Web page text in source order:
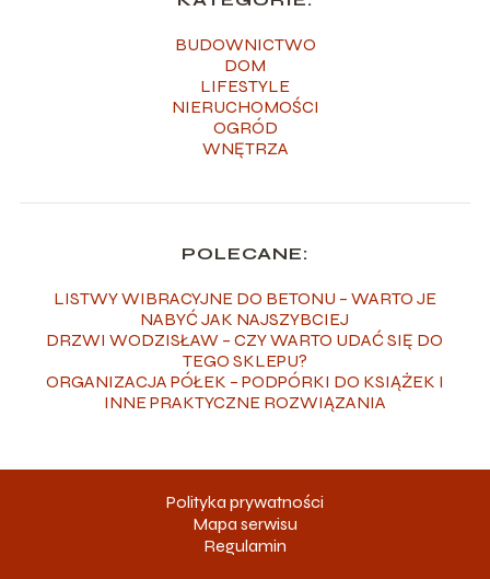
BUDOWNICTWO
DOM
LIFESTYLE
NIERUCHOMOŚCI
OGRÓD
WNĘTRZA
POLECANE:
LISTWY WIBRACYJNE DO BETONU – WARTO JE
NABYĆ JAK NAJSZYBCIEJ
DRZWI WODZISŁAW – CZY WARTO UDAĆ SIĘ DO
TEGO SKLEPU?
ORGANIZACJA PÓŁEK – PODPÓRKI DO KSIĄŻEK I
INNE PRAKTYCZNE ROZWIĄZANIA
Polityka prywatności
Mapa serwisu
Regulamin